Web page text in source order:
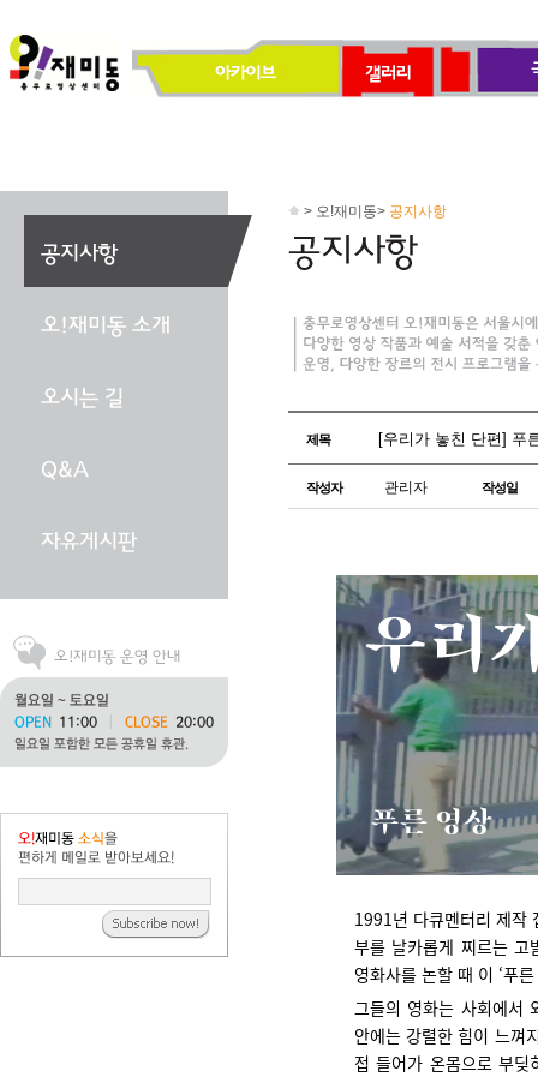
> 오!재미동> 공지사항
제목 [우리가 놓친 단편] 푸
작성자 관리자 작성일
1991년 다큐멘터리 제작
부를 날카롭게 찌르는 고
영화사를 논할 때 이 ‘푸
그들의 영화는 사회에서
안에는 강렬한 힘이 느껴
접 들어가 온몸으로 부